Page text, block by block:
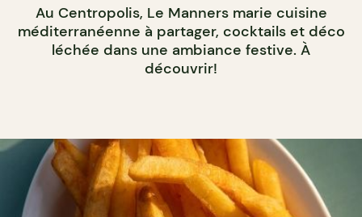
Au Centropolis, Le Manners marie cuisine
méditerranéenne à partager, cocktails et déco
léchée dans une ambiance festive. À
découvrir!